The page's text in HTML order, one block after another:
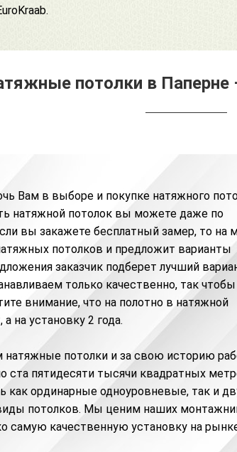
.
потолки в Паперне
Вам в выборе и покупке натяжного
натяжной потолоквы можете даже по
вы закажете бесплатный замер, то на
потолков и предложит варианты
заказчик подберет лучший
только качественно, так чтобы
внимание, что на полотно в натяжной
на установку 2 года.
потолки и за свою историю
ста пятидесяти тысячи квадратных
как ординарные одноуровневые, так и
потолков. Мы ценим наших
самую качественную установку на